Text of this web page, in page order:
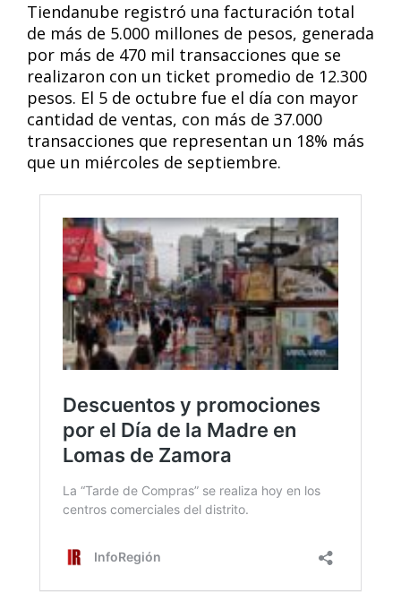
Tiendanube registró una facturación total
de más de 5.000 millones de pesos, generada
por más de 470 mil transacciones que se
realizaron con un ticket promedio de 12.300
pesos. El 5 de octubre fue el día con mayor
cantidad de ventas, con más de 37.000
transacciones que representan un 18% más
que un miércoles de septiembre.